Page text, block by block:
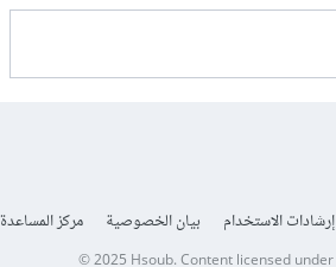
إرشادات الاستخدام بيان الخصوصية مركز المساعدة